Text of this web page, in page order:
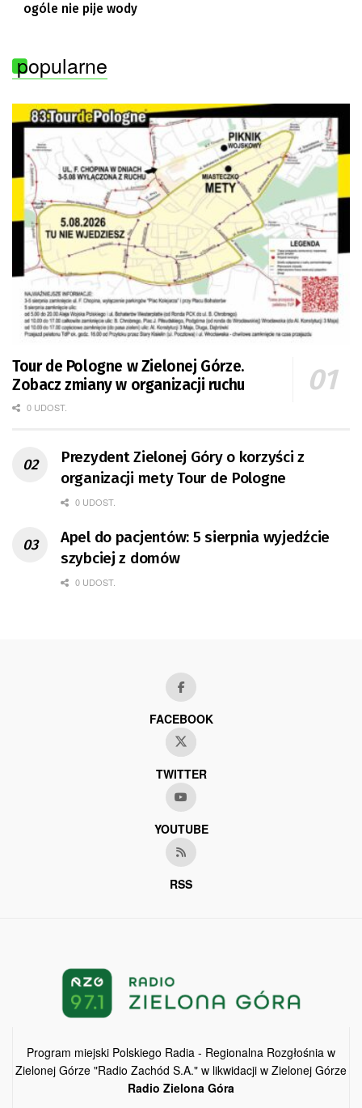
ogóle nie pije wody
popularne
Tour de Pologne w Zielonej Górze.
Zobacz zmiany w organizacji ruchu
0 UDOST.
Prezydent Zielonej Góry o korzyści z
organizacji mety Tour de Pologne
0 UDOST.
Apel do pacjentów: 5 sierpnia wyjedźcie
szybciej z domów
0 UDOST.
FACEBOOK
TWITTER
YOUTUBE
RSS
Program miejski Polskiego Radia - Regionalna Rozgłośnia w
Zielonej Górze "Radio Zachód S.A." w likwidacji w Zielonej Górze
Radio Zielona Góra